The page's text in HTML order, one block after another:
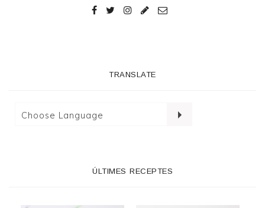
TRANSLATE
ÚLTIMES RECEPTES